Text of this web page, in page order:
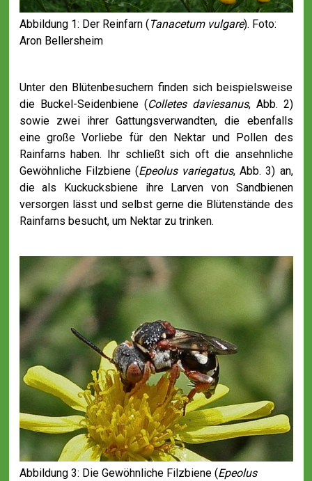
Abbildung 1: Der Reinfarn ( Tanacetum vulgare). Foto:
Aron Bellersheim
Unter den Blütenbesuchern finden sich beispielsweise
die Buckel-Seidenbiene (Colletes daviesanus, Abb. 2)
sowie zwei ihrer Gattungsverwandten, die ebenfalls
eine große Vorliebe für den Nektar und Pollen des
Rainfarns haben. Ihr schließt sich oft die ansehnliche
Gewöhnliche Filzbiene (Epeolus variegatus, Abb. 3) an,
die als Kuckucksbiene ihre Larven von Sandbienen
versorgen lässt und selbst gerne die Blütenstände des
Rainfarns besucht, um Nektar zu trinken.
Abbildung 3: Die Gewöhnliche Filzbiene (Epeolus